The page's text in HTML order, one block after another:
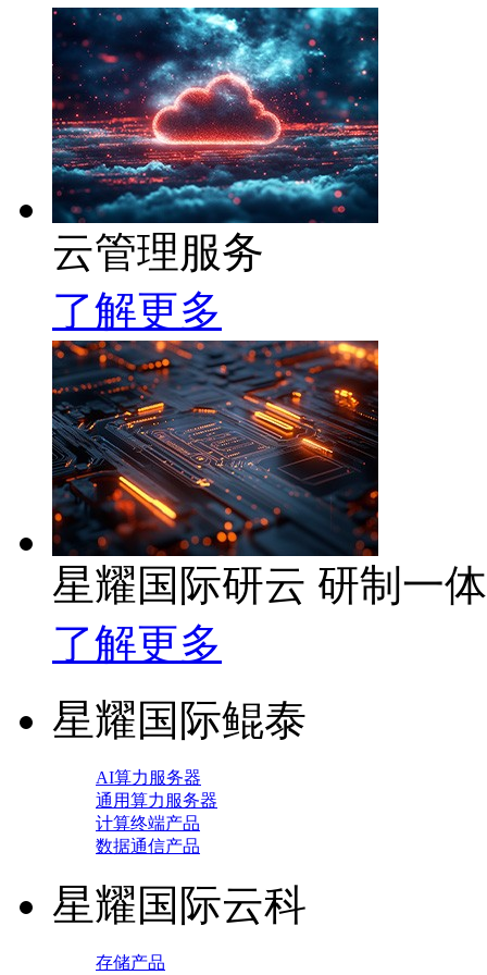
云管理服务
了解更多
星耀国际研云 研制一
了解更多
星耀国际鲲泰
AI算力服务器
通用算力服务器
计算终端产品
数据通信产品
星耀国际云科
存储产品